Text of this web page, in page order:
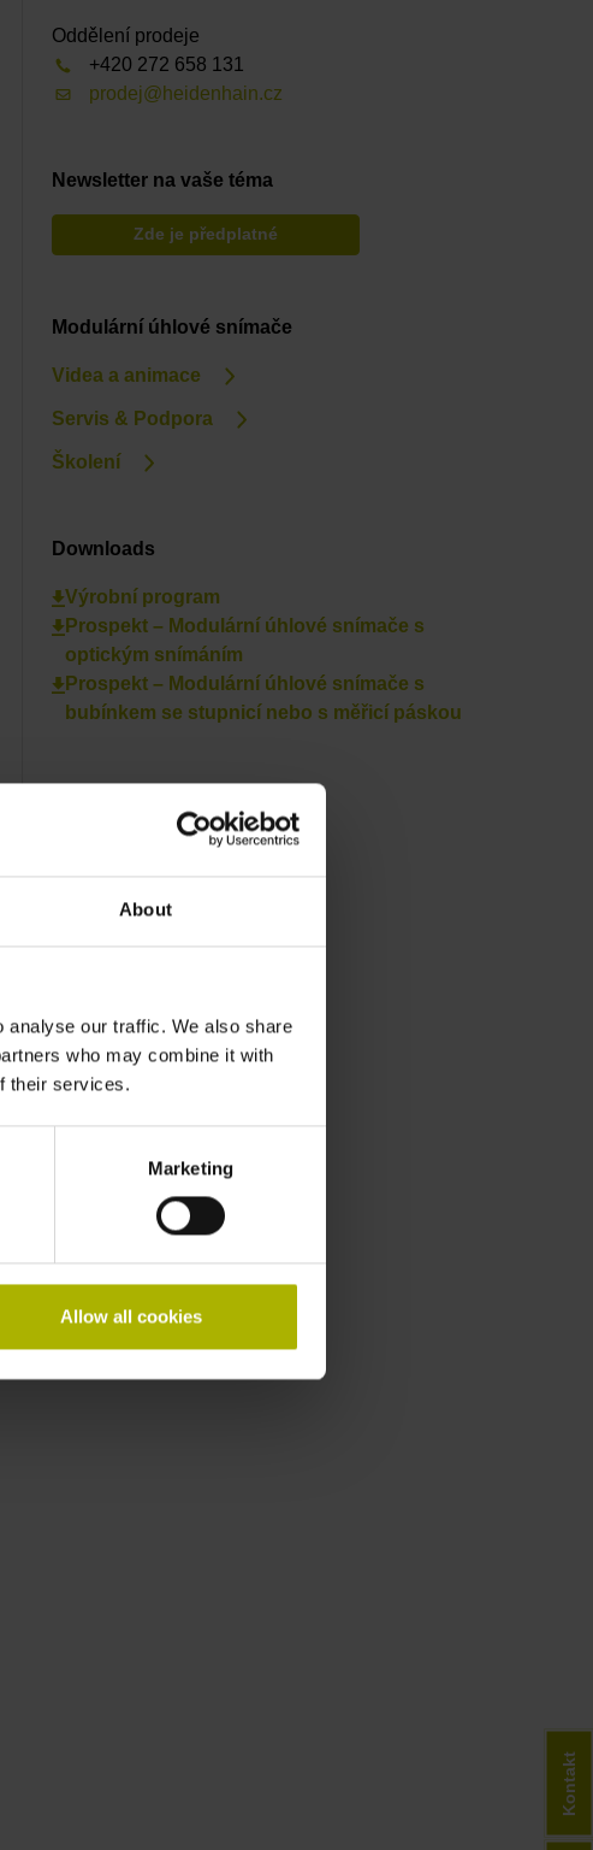
About
analyse our traffic. We also share
who may combine it with
their services.
Marketing
Allow all cookies
Oddělení prodeje
+420 272 658 131
prodej@heidenhain.cz
Newsletter na vaše téma
Zde je předplatné
Modulární úhlové snímače
Videa a animace
Servis & Podpora
Školení
Downloads
Výrobní program
Prospekt – Modulární úhlové snímače s
optickým snímáním
Prospekt – Modulární úhlové snímače s
bubínkem se stupnicí nebo s měřicí páskou
Kontakt